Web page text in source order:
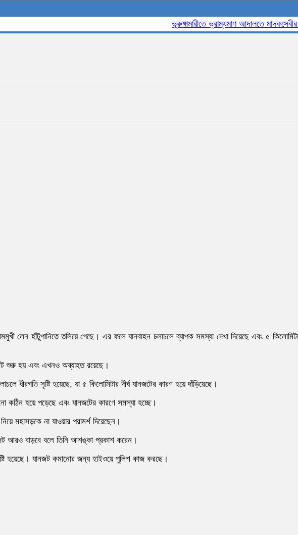
ভূরুঙ্গামারীতে ভ্রাম্যমাণ আদালতে মাদকসেবীর এক
লেন হাঁটুপানিতে তলিয়ে গেছে। এর ফলে যানবাহন চলাচলে ব্যাপক সমস্যা দেখা দিয়েছে এবং ৫
শুরু হয় এবং এখনও অব্যাহত রয়েছে।
ধীরগতি সৃষ্টি হয়েছে, যা ৫ কিলোমিটার দীর্ঘ যানজটের কারণ হয়ে দাঁড়িয়েছে।
কঠিন হয়ে পড়েছে এবং যানজটের কারণে সমস্যা হচ্ছে।
মহাসড়কে না যাওয়ার পরামর্শ দিয়েছেন।
আরও বাড়বে বলে তিনি আশঙ্কা প্রকাশ করেন।
হয়েছে। যানজট কমানোর জন্য হাইওয়ে পুলিশ কাজ করছে।